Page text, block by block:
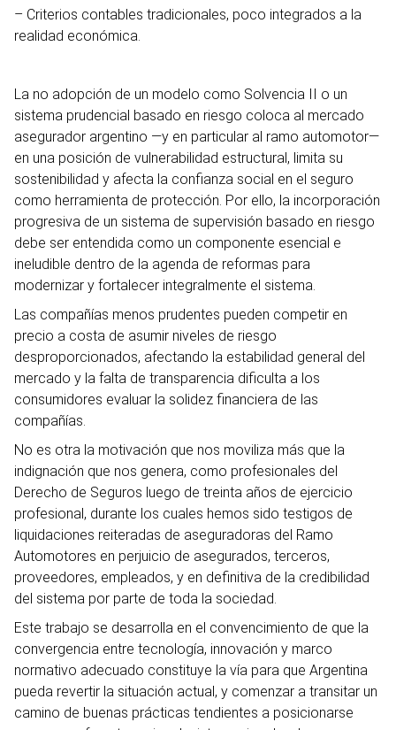
– Criterios contables tradicionales, poco integrados a la
realidad económica.
La no adopción de un modelo como Solvencia II o un
sistema prudencial basado en riesgo coloca al mercado
asegurador argentino —y en particular al ramo automotor—
en una posición de vulnerabilidad estructural, limita su
sostenibilidad y afecta la confianza social en el seguro
como herramienta de protección. Por ello, la incorporación
progresiva de un sistema de supervisión basado en riesgo
debe ser entendida como un componente esencial e
ineludible dentro de la agenda de reformas para
modernizar y fortalecer integralmente el sistema.
Las compañías menos prudentes pueden competir en
precio a costa de asumir niveles de riesgo
desproporcionados, afectando la estabilidad general del
mercado y la falta de transparencia dificulta a los
consumidores evaluar la solidez financiera de las
compañías.
No es otra la motivación que nos moviliza más que la
indignación que nos genera, como profesionales del
Derecho de Seguros luego de treinta años de ejercicio
profesional, durante los cuales hemos sido testigos de
liquidaciones reiteradas de aseguradoras del Ramo
Automotores en perjuicio de asegurados, terceros,
proveedores, empleados, y en definitiva de la credibilidad
del sistema por parte de toda la sociedad.
Este trabajo se desarrolla en el convencimiento de que la
convergencia entre tecnología, innovación y marco
normativo adecuado constituye la vía para que Argentina
pueda revertir la situación actual, y comenzar a transitar un
camino de buenas prácticas tendientes a posicionarse